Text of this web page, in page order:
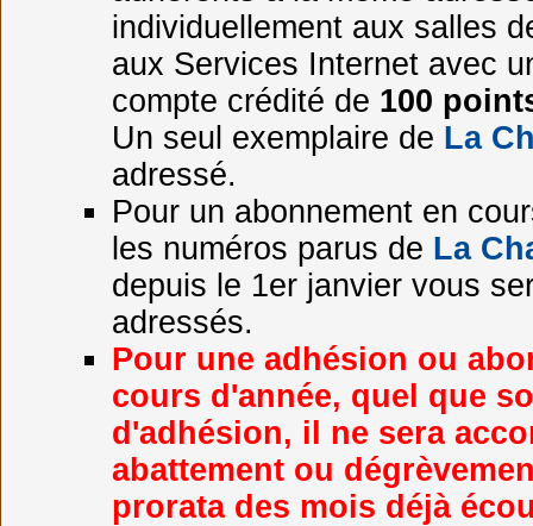
individuellement aux salles
aux Services Internet avec
compte crédité de 100
Un seul exemplaire de La
adressé.
Pour un abonnement en
les numéros parus de La
depuis le 1er janvier vous
adressés.
Pour une adhésion ou
cours d'année, quel que
d'adhésion, il ne sera
abattement ou
prorata des mois déjà